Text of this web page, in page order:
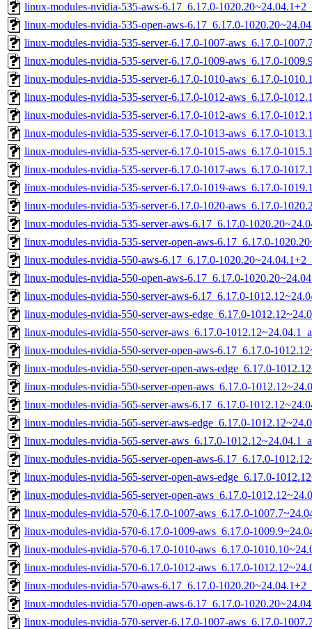
linux-modules-nvidia-535-aws-6.17_6.17.0-
linux-modules-nvidia-535-open-aws-6.17_6.17.0-
linux-modules-nvidia-535-server-6.17.0-1007-aws_6.17.0-
linux-modules-nvidia-535-server-6.17.0-1009-aws_6.17.0-
linux-modules-nvidia-535-server-6.17.0-1010-aws_6.17.0-
linux-modules-nvidia-535-server-6.17.0-1012-aws_6.17.0-
linux-modules-nvidia-535-server-6.17.0-1012-aws_6.17.0-
linux-modules-nvidia-535-server-6.17.0-1013-aws_6.17.0-
linux-modules-nvidia-535-server-6.17.0-1015-aws_6.17.0-
linux-modules-nvidia-535-server-6.17.0-1017-aws_6.17.0-
linux-modules-nvidia-535-server-6.17.0-1019-aws_6.17.0-
linux-modules-nvidia-535-server-6.17.0-1020-aws_6.17.0-
linux-modules-nvidia-535-server-aws-6.17_6.17.0-
linux-modules-nvidia-535-server-open-aws-6.17_6.17.0-
linux-modules-nvidia-550-aws-6.17_6.17.0-
linux-modules-nvidia-550-open-aws-6.17_6.17.0-
linux-modules-nvidia-550-server-aws-6.17_6.17.0-
linux-modules-nvidia-550-server-aws-edge_6.17.0-
linux-modules-nvidia-550-server-aws_6.17.0-
linux-modules-nvidia-550-server-open-aws-6.17_6.17.0-
linux-modules-nvidia-550-server-open-aws-edge_6.17.0-
linux-modules-nvidia-550-server-open-aws_6.17.0-
linux-modules-nvidia-565-server-aws-6.17_6.17.0-
linux-modules-nvidia-565-server-aws-edge_6.17.0-
linux-modules-nvidia-565-server-aws_6.17.0-
linux-modules-nvidia-565-server-open-aws-6.17_6.17.0-
linux-modules-nvidia-565-server-open-aws-edge_6.17.0-
linux-modules-nvidia-565-server-open-aws_6.17.0-
linux-modules-nvidia-570-6.17.0-1007-aws_6.17.0-
linux-modules-nvidia-570-6.17.0-1009-aws_6.17.0-
linux-modules-nvidia-570-6.17.0-1010-aws_6.17.0-
linux-modules-nvidia-570-6.17.0-1012-aws_6.17.0-
linux-modules-nvidia-570-aws-6.17_6.17.0-
linux-modules-nvidia-570-open-aws-6.17_6.17.0-
linux-modules-nvidia-570-server-6.17.0-1007-aws_6.17.0-